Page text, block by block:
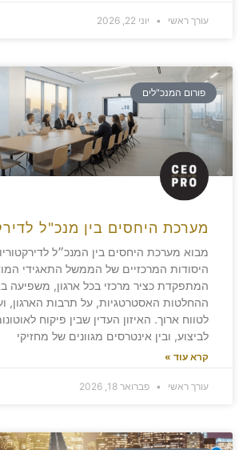
עורך ראשי יוני 22, 2026
פורום המנכ"לים
מערכת היחסים בין מנכ"ל
מבוא מערכת היחסים בין המנכ״ל
היסודות המרכזיים של הממשל התאגידי
המתפקדת כציר מרכזי בכל ארגון, משפיעה
ההחלטות האסטרטגיות, על תרבות הארגון,
לטווח ארוך. האיזון העדין שבין פיקוח
לביצוע, ובין אינטרסים מגוונים של מחזיקי
קרא עוד »
עורך ראשי פברואר 18, 2026